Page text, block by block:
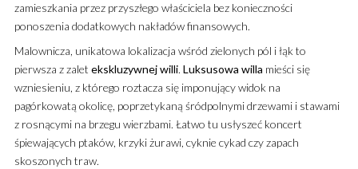
zamieszkania przez przyszłego właściciela bez konieczności
ponoszenia dodatkowych nakładów finansowych.
Malownicza, unikatowa lokalizacja wśród zielonych pól i łąk to
pierwsza z zalet ekskluzywnejwilli. Luksusowa willa mieści się
wzniesieniu, z którego roztacza się imponujący widok na
pagórkowatą okolicę, poprzetykaną śródpolnymi drzewami i stawami
z rosnącymi na brzegu wierzbami. Łatwo tu usłyszeć koncert
śpiewających ptaków, krzyki żurawi, cyknie cykad czy zapach
skoszonych traw.